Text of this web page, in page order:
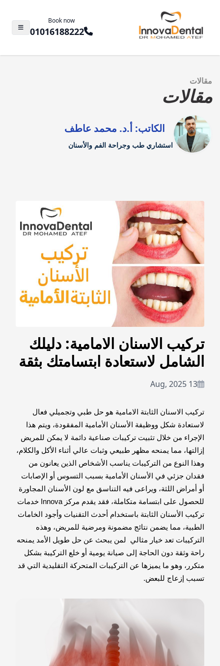
Book now
01016188222
مقالات
مقالات
الكاتب: أ.د. محمد عاطف
استشاري طب وجراحة الفم والأسنان
تركيب الاسنان الامامية: دليلك
الشامل لاستعادة ابتسامتك بثقة
13 Aug, 2025
تركيب الاسنان الثابتة الامامية هو حل طبي وتجميلي فعال
لاستعادة شكل ووظيفة الأسنان الأمامية المفقودة، ويتم هذا
الإجراء من خلال تثبيت تركيبات صناعية دائمة لا يمكن للمريض
إزالتها، مما يمنحه مظهر طبيعي وثبات عالي أثناء الأكل والكلام،
وهذا النوع من التركيبات يناسب الأشخاص الذين يعانون من
فقدان جزئي في الأسنان الأمامية بسبب التسوس أو الإصابات
أو أمراض اللثة، ويراعى فيه التناسق مع لون الأسنان المجاورة
للحصول على ابتسامة متكاملة، فقد يقدم مركز Innova خدمات
تركيب الأسنان الثابتة باستخدام أحدث التقنيات وأجود الخامات
الطبية، مما يضمن نتائج مضمونة ومرضية للمريض، وهذه
التركيبات تعد خيار مثالي لمن يبحث عن حل طويل الأمد يمنحه
راحة وثقة دون الحاجة إلى صيانة يومية أو خلع التركيبة بشكل
متكرر، وهو ما يميزها عن التركيبات المتحركة التقليدية التي قد
تسبب إزعاج للبعض.